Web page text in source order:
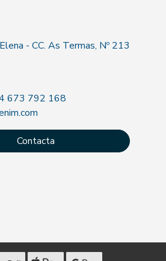
- CC. As Termas, Nº 213
673 792 168
Contacta